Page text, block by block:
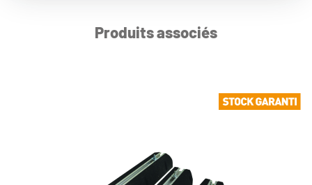
Produits associés